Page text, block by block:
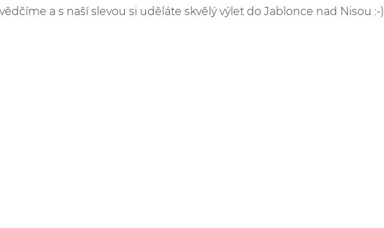
a s naší slevou si uděláte skvělý výlet do Jablonce nad Nisou :-)